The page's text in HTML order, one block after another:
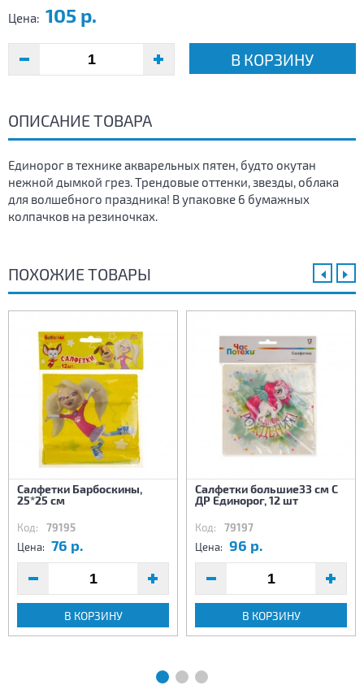
Цена: 105 р.
В КОРЗИНУ
ОПИСАНИЕ ТОВАРА
Единорог в технике акварельных пятен, будто окутан
нежной дымкой грез. Трендовые оттенки, звезды, облака
для волшебного праздника! В упаковке 6 бумажных
колпачков на резиночках.
ПОХОЖИЕ ТОВАРЫ
Салфетки Барбоскины,
25*25 см
Код: 79195
Цена: 76 р.
В КОРЗИНУ
Салфетки большие33 см С
ДР Единорог, 12 шт
Код: 79197
Цена: 96 р.
В КОРЗИНУ